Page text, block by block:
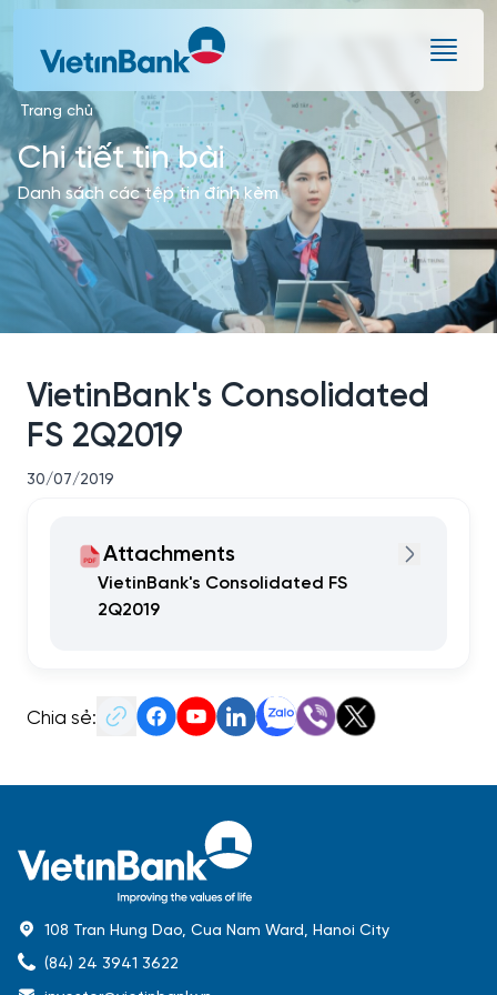
Trang chủ
Chi tiết tin bài
Danh sách các tệp tin đính kèm
VietinBank's Consolidated
FS 2Q2019
30/07/2019
Attachments
VietinBank's Consolidated FS
2Q2019
Chia sẻ:
108 Tran Hung Dao, Cua Nam Ward, Hanoi City
(84) 24 3941 3622